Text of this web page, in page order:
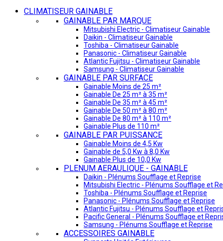
CLIMATISEUR GAINABLE
GAINABLE PAR MARQUE
Mitsubishi Electric - Climatiseur Gainable
Daikin - Climatiseur Gainable
Toshiba - Climatiseur Gainable
Panasonic - Climatiseur Gainable
Atlantic Fujitsu - Climatiseur Gainable
Samsung - Climatiseur Gainable
GAINABLE PAR SURFACE
Gainable Moins de 25 m²
Gainable De 25 m² à 35 m²
Gainable De 35 m² à 45 m²
Gainable De 50 m² à 80 m²
Gainable De 80 m² à 110 m²
Gainable Plus de 110 m²
GAINABLE PAR PUISSANCE
Gainable Moins de 4,5 Kw
Gainable de 5,0 Kw à 8,0 Kw
Gainable Plus de 10,0 Kw
PLENUM AERAULIQUE - GAINABLE
Daikin - Plénums Soufflage et Reprise
Mitsubishi Electric - Plénums Soufflage et
Toshiba - Plénums Soufflage et Reprise
Panasonic - Plénums Soufflage et Reprise
Atlantic Fujitsu - Plénums Soufflage et
Pacific General - Plénums Soufflage et
Samsung - Plénums Soufflage et Reprise
ACCESSOIRES GAINABLE